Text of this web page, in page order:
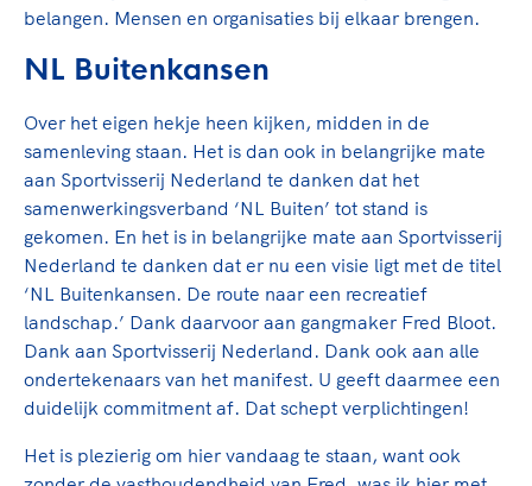
een rondje fietsen, door samen te skaten of naar
de sportschool te gaan. Door samen te juichen
Groot en het Nederlands Elftal. Of met trots te
genieten van de karatewedstrijd van je dochter,
de halve marathon van je moeder of de
hockeywedstrijd van je buurjongen.
Lees verder
Beroepskrachten
Samen voor een veilige
sportomgeving
Voor welk gedrag staat de club? Wat mag wel
langs de lijn, in de kleedkamer, kantine en online?
En wat mag vooral niet? Een gedragscode geeft
hier richting aan en is dus een belangrijk
onderdeel van het clubbeleid rondom gewenst en
ongewenst gedrag.
Lees verder
De TeamNL Academie
De TeamNL Academie biedt een leer- en
binnen TeamNL programma's: experts, coaches,
bestuurders, (technisch) directeuren, managers en
toekomstig kader.
Lees verder
belangen. Mensen en organisaties bij elkaar brengen.
NL Buitenkansen
Over het eigen hekje heen kijken, midden in de
samenleving staan. Het is dan ook in belangrijke mate
aan Sportvisserij Nederland te danken dat het
samenwerkingsverband ‘NL Buiten’ tot stand is
gekomen. En het is in belangrijke mate aan Sportvisserij
Nederland te danken dat er nu een visie ligt met de titel
‘NL Buitenkansen. De route naar een recreatief
landschap.’ Dank daarvoor aan gangmaker Fred Bloot.
Dank aan Sportvisserij Nederland. Dank ook aan alle
ondertekenaars van het manifest. U geeft daarmee een
duidelijk commitment af. Dat schept verplichtingen!
Het is plezierig om hier vandaag te staan, want ook